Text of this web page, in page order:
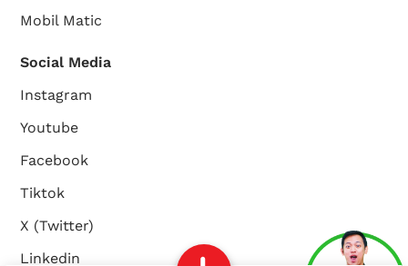
Mobil Matic
Social Media
Instagram
Youtube
Facebook
Tiktok
X (Twitter)
Linkedin